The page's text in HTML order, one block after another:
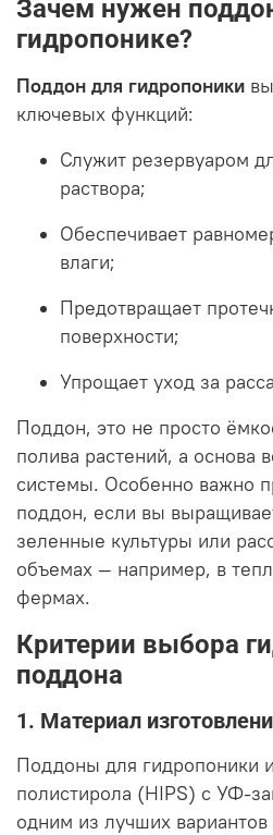
Зачем нужен
гидропонике?
Поддон для гидропоники
ключевых функций:
Служит резервуаром
раствора;
Обеспечивает
влаги;
Предотвращает
поверхности;
Упрощает уход за
Поддон, это не просто
полива растений, а основа
системы. Особенно важно
поддон, если вы
зеленные культуры или
объемах — например, в
фермах.
Критерии выбора
поддона
1. Материал
Поддоны для гидропоники
полистирола (HIPS) с УФ-
одним из лучших